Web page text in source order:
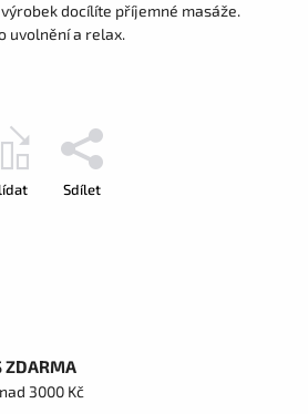
docílíte příjemné masáže.
uvolnění a relax.
Sdílet
ZDARMA
3000 Kč